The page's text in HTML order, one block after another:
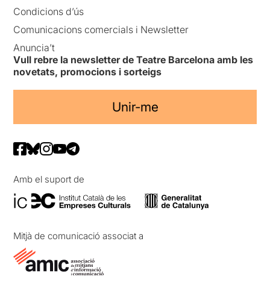
Condicions d’ús
Comunicacions comercials i Newsletter
Anuncia’t
Vull rebre la newsletter de Teatre Barcelona amb les
novetats, promocions i sorteigs
Unir-me
Amb el suport de
Mitjà de comunicació associat a